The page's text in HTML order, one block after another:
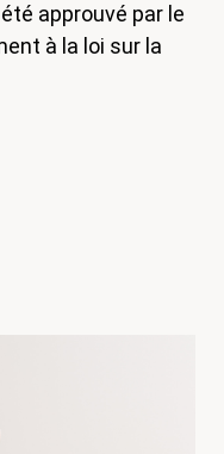
approuvé par le
à la loi sur la